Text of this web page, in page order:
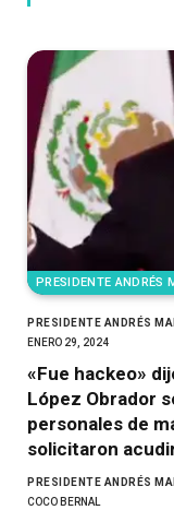
PRESIDENTE ANDRÉS
PRESIDENTE ANDRÉS
ENERO 29, 2024
«Fue hackeo»
López Obrador
personales de
solicitaron
PRESIDENTE ANDRÉS
COCO BERNAL